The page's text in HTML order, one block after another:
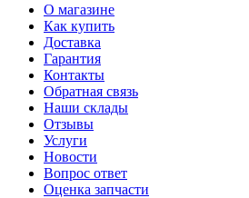
О магазине
Как купить
Доставка
Гарантия
Контакты
Обратная связь
Наши склады
Отзывы
Услуги
Новости
Вопрос ответ
Оценка запчасти